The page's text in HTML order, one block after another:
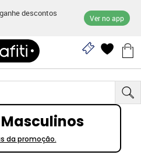
descontos
Ver no app
da promoção.